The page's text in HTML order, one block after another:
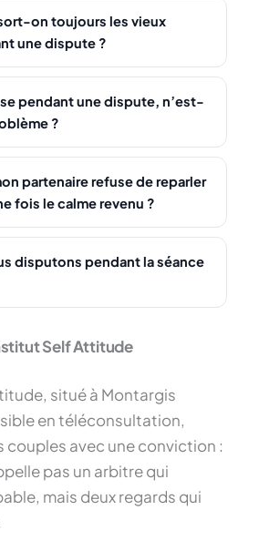
on toujours les vieux
une dispute ?
pendant une dispute, n’est-
?
partenaire refuse de reparler
fois le calme revenu ?
disputons pendant la séance
Self Attitude
situé à Montargis
en téléconsultation,
couples avec une conviction :
pas un arbitre qui
mais deux regards qui